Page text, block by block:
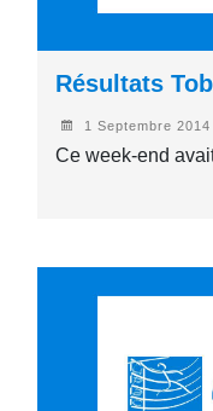
Résultats
1 Septembre 2014
Ce week-end